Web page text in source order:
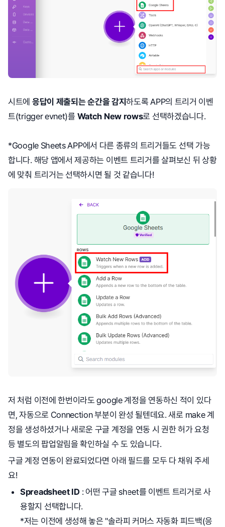
시트에 응답이 제출되는 순간을 감지하도록 APP의 트리거 이벤
트(trigger evnet)를 Watch New rows로 선택하겠습니다.
*Google Sheets APP에서 다른 종류의 트리거들도 선택 가능
합니다. 해당 앱에서 제공하는 이벤트 트리거를 살펴보신 뒤 상황
에 맞춰 트리거는 선택하시면 될 것 같습니다!
저 처럼 이전에 한번이라도 google 계정을 연동하신 적이 있다
면, 자동으로 Connection 부분이 완성 될텐데요. 새로 make 계
정을 생성하셨거나 새로운 구글 계정을 연동 시 권한 허가 요청
등 별도의 팝업알림을 확인하실 수 도 있습니다.
구글 계정 연동이 완료되었다면 아래 필드를 모두 다 채워 주세
요!
Spreadsheet ID : 어떤 구글 sheet를 이벤트 트리거로 사
용할지 선택합니다.
*저는 이전에 생성해 놓은 "솔라피 커머스 자동화 피드백(응